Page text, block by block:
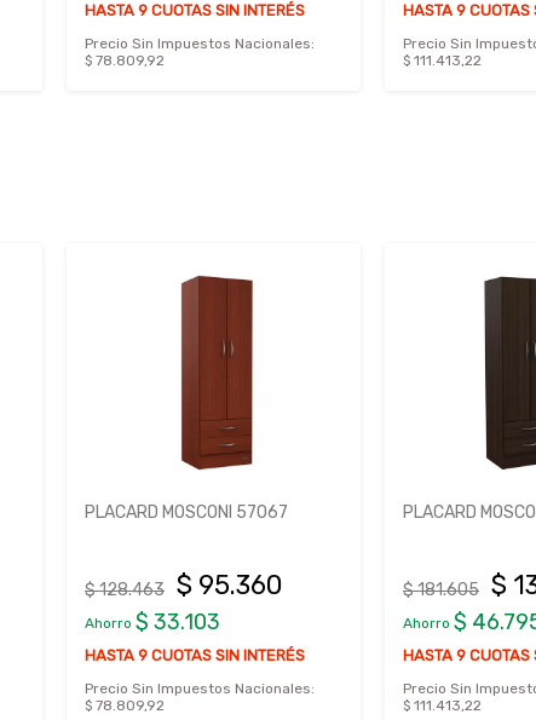
HASTA 9 CUOTAS SIN INTERÉS
Precio Sin Impuestos Nacionales:
$ 78.809,92
HASTA 9 CUOTAS
Precio Sin
$ 111.413,22
PLACARD MOSCONI 57067
$ 128.463 $ 95.360
Ahorro $ 33.103
HASTA 9 CUOTAS SIN INTERÉS
Precio Sin Impuestos Nacionales:
$ 78.809,92
PLACARD
$ 181.605 $
Ahorro $
HASTA 9 CUOTAS
Precio Sin
$ 111.413,22